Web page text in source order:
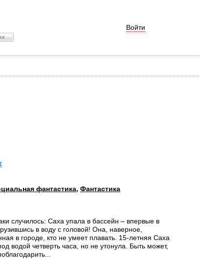
Войти
фантастика, Фантастика
случилось: Саха упала в бассейн – впервые в
в воду с головой! Она, наверное,
в городе, кто не умеет плавать. 15-летняя Саха
водой четверть часа, но не утонула. Быть может,